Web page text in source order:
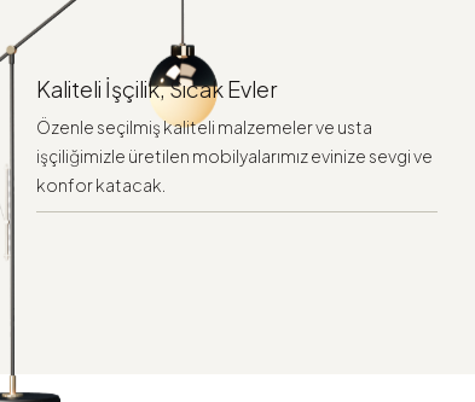
Kaliteli İşçilik, Sıcak Evler
Özenle seçilmiş kaliteli malzemeler ve usta
işçiliğimizle üretilen mobilyalarımız evinize sevgi ve
konfor katacak.